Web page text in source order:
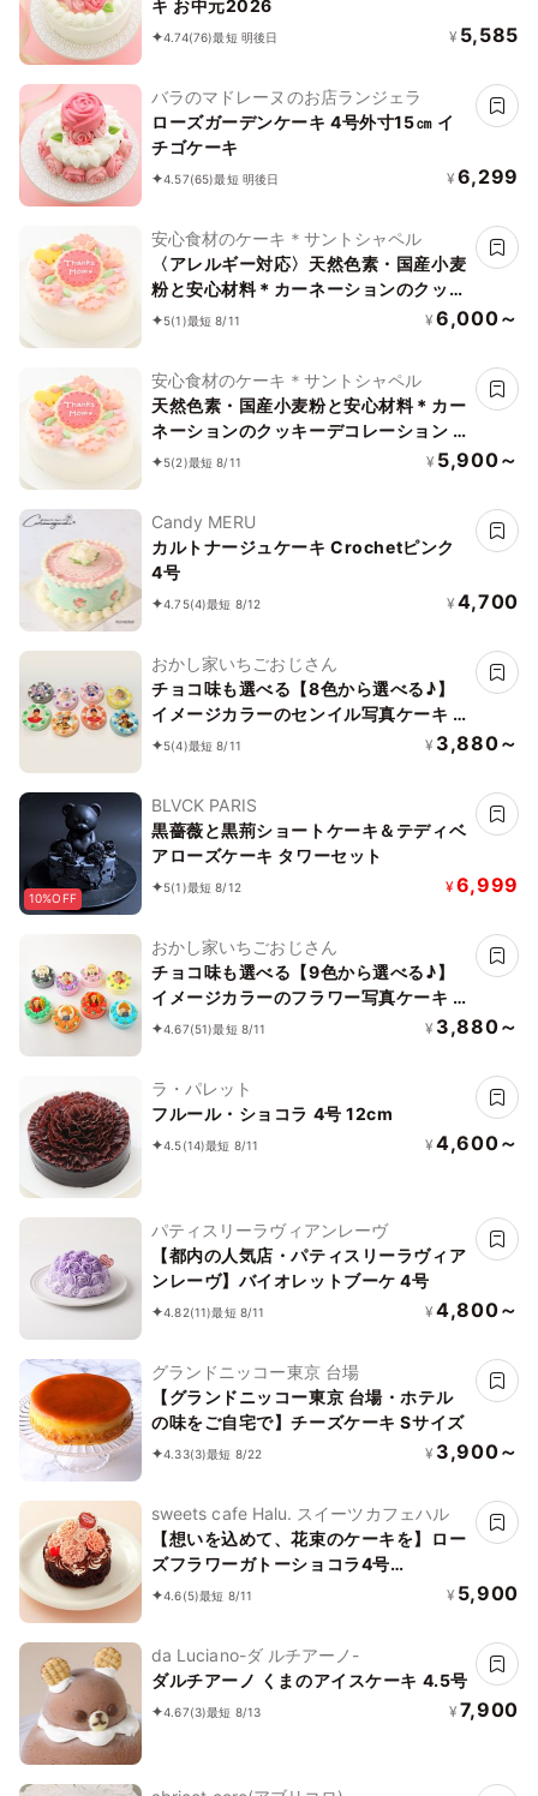
キ お中元2026
4.74(76)最短 明後日 ¥ 5,585
バラのマドレーヌのお店ランジェラ
ローズガーデンケーキ 4号外寸15㎝ イ
チゴケーキ
4.57(65)最短 明後日 ¥ 6,299
安心食材のケーキ＊サントシャペル
〈アレルギー対応〉天然色素・国産小麦
粉と安心材料＊カーネーションのクッキ
ーデコレーション★4号 【卵乳除去可
5(1)最短 8/11 ¥ 6,000～
安心食材のケーキ＊サントシャペル
天然色素・国産小麦粉と安心材料＊カー
ネーションのクッキーデコレーション 4
号5(2)最短 8/11 ¥ 5,900～
Candy MERU
カルトナージュケーキ Crochetピンク
4号
4.75(4)最短 8/12 ¥ 4,700
おかし家いちごおじさん
チョコ味も選べる【8色から選べる♪】
イメージカラーのセンイル写真ケーキ 3
号 1～2名様向け
5(4)最短 8/11 ¥ 3,880～
10%OFF
BLVCK PARIS
黒薔薇と黒荊ショートケーキ＆テディベ
アローズケーキ タワーセット
5(1)最短 8/12 ¥6,999
おかし家いちごおじさん
チョコ味も選べる【9色から選べる♪】
イメージカラーのフラワー写真ケーキ 3
号 1～2名様向け
4.67(51)最短 8/11 ¥ 3,880～
ラ・パレット
フルール・ショコラ 4号 12cm
4.5(14)最短 8/11 ¥ 4,600～
パティスリーラヴィアンレーヴ
【都内の人気店・パティスリーラヴィア
ンレーヴ】バイオレットブーケ 4号
4.82(11)最短 8/11 ¥ 4,800～
グランドニッコー東京 台場
【グランドニッコー東京 台場・ホテル
の味をご自宅で】チーズケーキ Sサイズ
4.33(3)最短 8/22 ¥ 3,900～
sweets cafe Halu. スイーツカフェハル
【想いを込めて、花束のケーキを】ロー
ズフラワーガトーショコラ4号
《Cake.jp限定》
4.6(5)最短 8/11 ¥ 5,900
da Luciano-ダ ルチアーノ-
ダルチアーノ くまのアイスケーキ 4.5号
4.67(3)最短 8/13 ¥ 7,900